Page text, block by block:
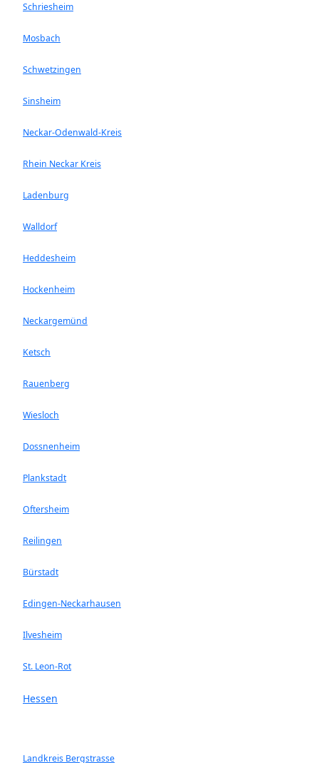
Schriesheim
Mosbach
Schwetzingen
Sinsheim
Neckar-Odenwald-Kreis
Rhein Neckar Kreis
Ladenburg
Walldorf
Heddesheim
Hockenheim
Neckargemünd
Ketsch
Rauenberg
Wiesloch
Dossnenheim
Plankstadt
Oftersheim
Reilingen
Bürstadt
Edingen-Neckarhausen
Ilvesheim
St. Leon-Rot
Hessen
Landkreis Bergstrasse